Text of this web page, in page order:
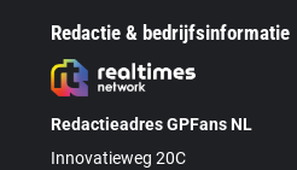
Redactie & bedrijfsinformatie
Redactieadres GPFans NL
Innovatieweg 20C